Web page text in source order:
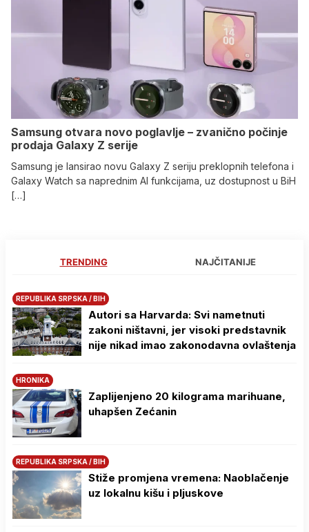
Samsung otvara novo poglavlje – zvanično počinje
prodaja Galaxy Z serije
Samsung je lansirao novu Galaxy Z seriju preklopnih telefona i
Galaxy Watch sa naprednim AI funkcijama, uz dostupnost u BiH
[…]
TRENDING NAJČITANIJE
REPUBLIKA SRPSKA / BIH
Autori sa Harvarda: Svi nametnuti
zakoni ništavni, jer visoki predstavnik
nije nikad imao zakonodavna ovlaštenja
HRONIKA
Zaplijenjeno 20 kilograma marihuane,
uhapšen Zećanin
REPUBLIKA SRPSKA / BIH
Stiže promjena vremena: Naoblačenje
uz lokalnu kišu i pljuskove